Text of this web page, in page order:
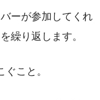
ーが参加してくれ
繰り返します。
こと。